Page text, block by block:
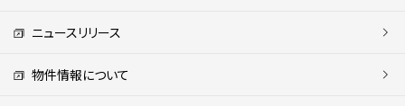
ニュースリリース
物件情報について